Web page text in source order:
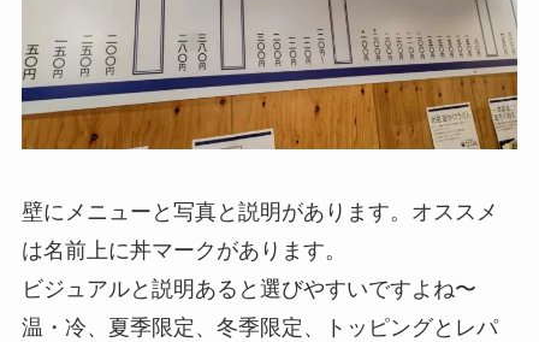
壁にメニューと写真と説明があります。オススメ
は名前上に丼マークがあります。
ビジュアルと説明あると選びやすいですよね〜
温・冷、夏季限定、冬季限定、トッピングとレパ